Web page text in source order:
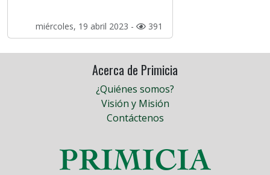
miércoles, 19 abril 2023 - 391
Acerca de Primicia
¿Quiénes somos?
Visión y Misión
Contáctenos